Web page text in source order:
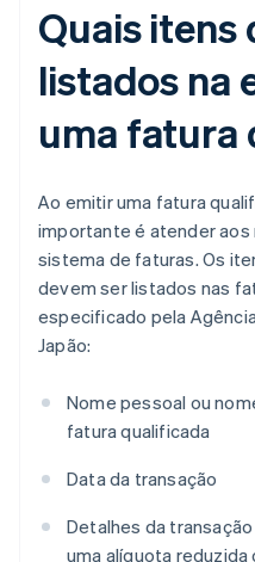
Quais itens
listados na
uma fatura
Ao emitir uma fatura
importante é atender
sistema de faturas. Os
devem ser listados nas
especificado pela
Japão:
Nome pessoal ou
fatura qualificada
Data da transação
Detalhes da
uma alíquota